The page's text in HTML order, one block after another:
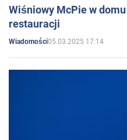
Wiśniowy McPie w
restauracji
Wiadomości05.03.2025 17:14